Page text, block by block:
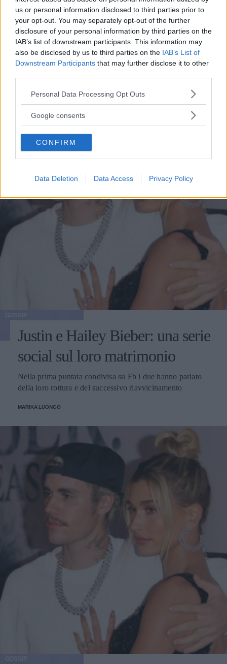
us or personal information disclosed to third parties prior to
your opt-out. You may separately opt-out of the further
disclosure of your personal information by third parties on the
IAB’s list of downstream participants. This information may
also be disclosed by us to third parties on the IAB’s List of
Downstream Participants that may further disclose it to other
Please note that this website/app uses one or more Google
not limited to your visit or usage behaviour. You may click to
use your data for below specified purposes in below Google
consent section.
Personal Data Processing Opt Outs
Google consents
CONFIRM
Data Deletion Data Access Privacy Policy
fatto sesso prematrimoniale
La popstar ha rivelato che con la castità avrebbe evitato
molto esperienze dolorose
MARIKA LUONGO
Justin e Hailey Bieber: una serie
social sul loro matrimonio
Nella prima puntata condivisa su Fb i due hanno parlato
della loro rottura e del successivo riavvicinamento
MARIKA LUONGO